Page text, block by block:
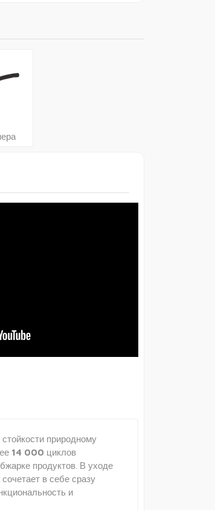
природному
14 000 циклов
продуктов. В уходе
в себе сразу
и